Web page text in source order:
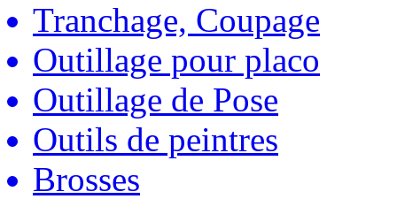
Tranchage, Coupage
Outillage pour placo
Outillage de Pose
Outils de peintres
Brosses